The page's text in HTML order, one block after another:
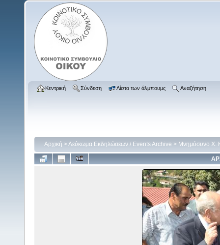
Κεντρική Σύνδεση Λίστα των άλμπουμς Αναζήτηση
Αρχική >Λεύκωμα Εκδηλώσεων / Events Archive > Μνημόσυνο Χ.